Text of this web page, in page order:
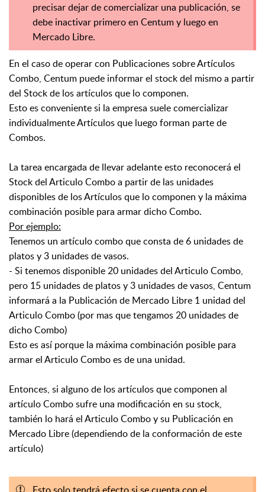
precisar dejar de comercializar una publicación, se
debe inactivar primero en Centum y luego en
Mercado Libre.
En el caso de operar con Publicaciones sobre Artículos
Combo, Centum puede informar el stock del mismo a partir
del Stock de los artículos que lo componen.
Esto es conveniente si la empresa suele comercializar
individualmente Artículos que luego forman parte de
Combos.
La tarea encargada de llevar adelante esto reconocerá el
Stock del Articulo Combo a partir de las unidades
disponibles de los Artículos que lo componen y la máxima
combinación posible para armar dicho Combo.
Por ejemplo:
Tenemos un artículo combo que consta de 6 unidades de
platos y 3 unidades de vasos.
- Si tenemos disponible 20 unidades del Articulo Combo,
pero 15 unidades de platos y 3 unidades de vasos, Centum
informará a la Publicación de Mercado Libre 1 unidad del
Articulo Combo (por mas que tengamos 20 unidades de
dicho Combo)
Esto es así porque la máxima combinación posible para
armar el Articulo Combo es de una unidad.
Entonces, si alguno de los artículos que componen al
artículo Combo sufre una modificación en su stock,
también lo hará el Articulo Combo y su Publicación en
Mercado Libre (dependiendo de la conformación de este
artículo)